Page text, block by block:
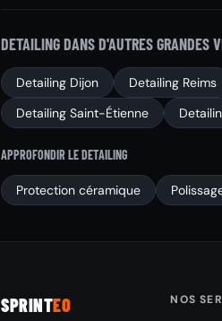
DETAILING DANS D'AUTRES GRANDES
Detailing Dijon Detailing Reims
Detailing Saint-Étienne
APPROFONDIR LE DETAILING
Protection céramique
SPRINTEO NOS